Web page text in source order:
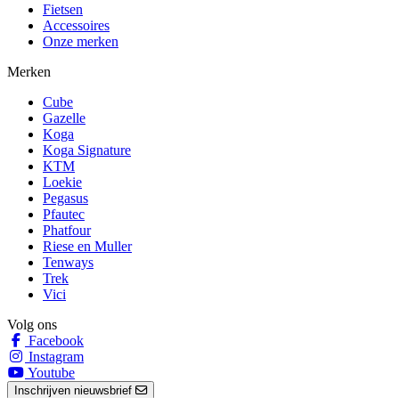
Fietsen
Accessoires
Onze merken
Merken
Cube
Gazelle
Koga
Koga Signature
KTM
Loekie
Pegasus
Pfautec
Phatfour
Riese en Muller
Tenways
Trek
Vici
Volg ons
Facebook
Instagram
Youtube
Inschrijven nieuwsbrief